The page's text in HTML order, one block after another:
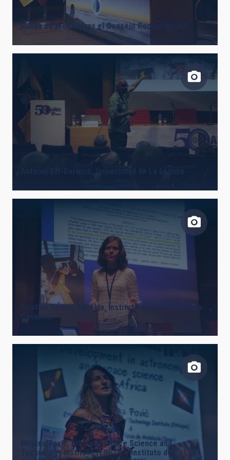
Rueda de prensa tras el Consejo Rector del IAC
Cristina Ramos Almeida, Instituto de Astrofísica de
Canarias.
Mirjana Povic, Ethiopian Space Science and
Technology Institute (ESSTI) e Instituto de